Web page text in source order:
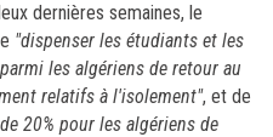
dernières semaines, le
"dispenser les étudiants et les
les algériens de retour au
relatifs à l'isolement", et de
20% pour les algériens de